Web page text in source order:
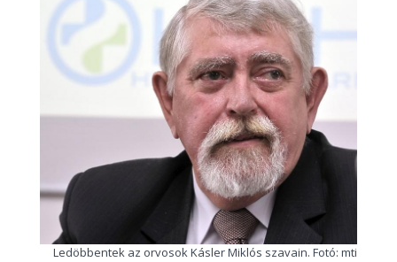
Ledöbbentek az orvosok Kásler Miklós szavain. Fotó: mti